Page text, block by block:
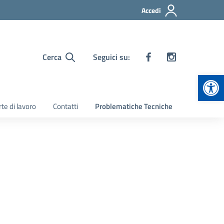
Accedi
Cerca Seguici su:
di lavoro Contatti Problematiche Tecniche